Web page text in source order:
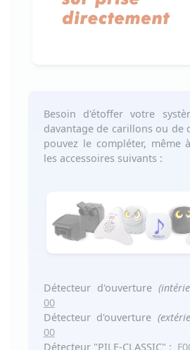
Besoin d'étoffer votre
davantage de carillons ou de
pouvez le compléter, même
les accessoires suivants :
Détecteur d'ouverture
00
Détecteur d'ouverture
00
Détecteur "PILE-CLASSIC" :